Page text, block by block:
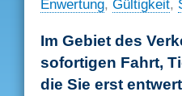
Enwertung, Gültigkeit,
Im Gebiet des
sofortigen Fahrt,
die Sie erst